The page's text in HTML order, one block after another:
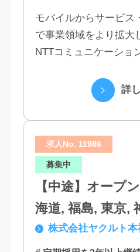
モバイルからサービス
で事業領域をより拡大
NTTコミュニケーショ
たちは、クラウド、ネ
リティといっ...
詳
求人No. 11986
募集中
【中途】オープン
海道, 福島, 東京,
岡, 大阪, 兵庫, 福
株式会社ヤクルト本